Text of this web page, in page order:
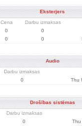
Eksterjers
Cena Darbu izmaksas
0 0
0 0
Audio
Darbu izmaksas
0 Thu
Drošības sistēmas
Darbu izmaksas
0 Thu